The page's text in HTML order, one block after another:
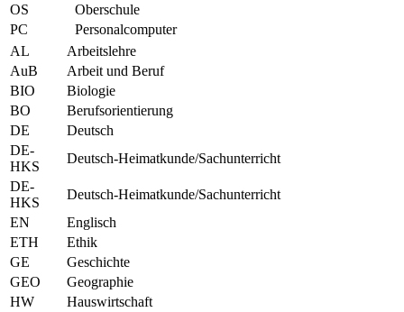
OS
Oberschule
PC
Personalcomputer
AL
Arbeitslehre
AuB
Arbeit und Beruf
BIO
Biologie
BO
Berufsorientierung
DE
Deutsch
DE-
HKS
Deutsch-Heimatkunde/Sachunterricht
DE-
HKS
Deutsch-Heimatkunde/Sachunterricht
EN
Englisch
ETH
Ethik
GE
Geschichte
GEO
Geographie
HW
Hauswirtschaft